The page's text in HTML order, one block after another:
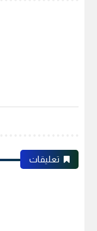
تعليقات